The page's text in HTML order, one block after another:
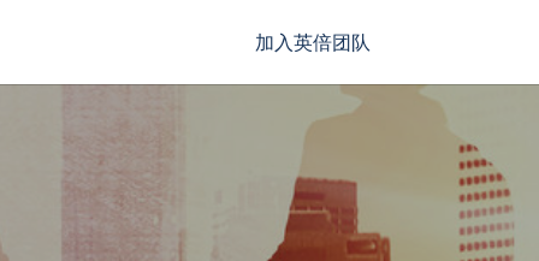
加入英倍团队